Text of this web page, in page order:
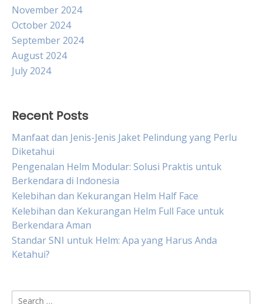
November 2024
October 2024
September 2024
August 2024
July 2024
Recent Posts
Manfaat dan Jenis-Jenis Jaket Pelindung yang Perlu
Diketahui
Pengenalan Helm Modular: Solusi Praktis untuk
Berkendara di Indonesia
Kelebihan dan Kekurangan Helm Half Face
Kelebihan dan Kekurangan Helm Full Face untuk
Berkendara Aman
Standar SNI untuk Helm: Apa yang Harus Anda
Ketahui?
Search